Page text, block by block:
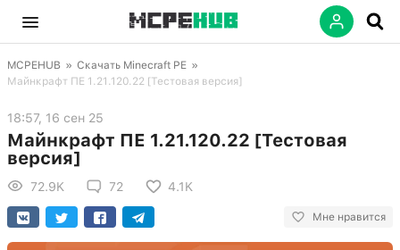
MCPEHUB » Скачать Minecraft PE »
Майнкрафт ПЕ 1.21.120.22 [Тестовая версия]
18:57, 16 сен 25
Майнкрафт ПЕ 1.21.120.22 [Тестовая
версия]
72.9K 72 4.1K
Мне нравится